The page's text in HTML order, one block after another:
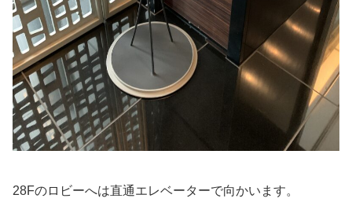
28Fのロビーへは直通エレベーターで向かいます。